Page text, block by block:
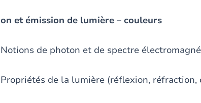
et émission de lumière – couleurs
de photon et de spectre
de la lumière (réflexion, réfraction,